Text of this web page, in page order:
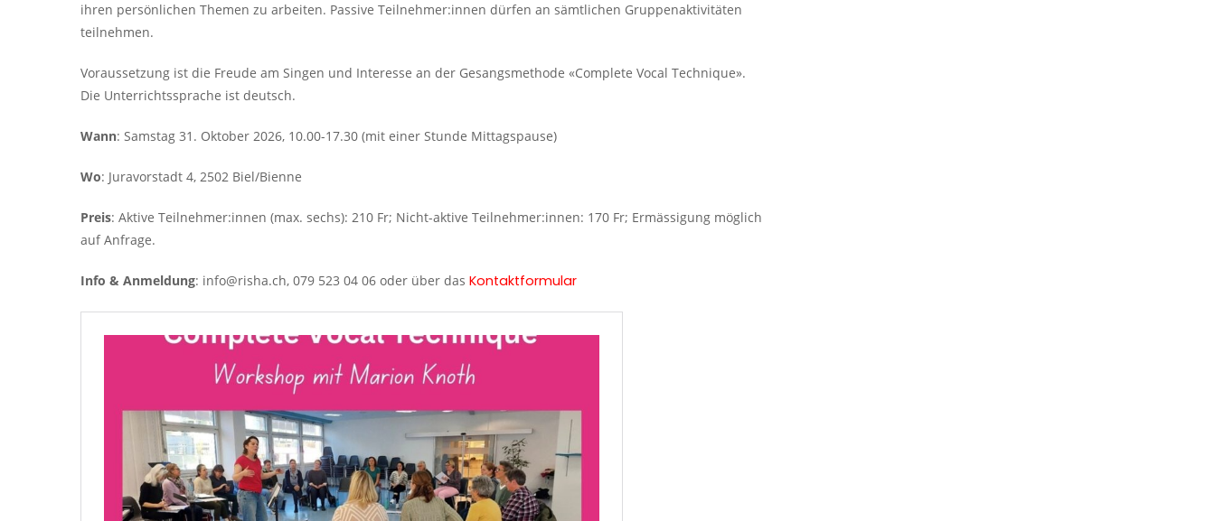
ihren persönlichen Themen zu arbeiten. Passive Teilnehmer:innen dürfen an sämtlichen Gruppenaktivitäten
teilnehmen.
Voraussetzung ist die Freude am Singen und Interesse an der Gesangsmethode «Complete Vocal Technique».
Die Unterrichtssprache ist deutsch.
Wann: Samstag 31. Oktober 2026, 10.00-17.30 (mit einer Stunde Mittagspause)
Wo: Juravorstadt 4, 2502 Biel/Bienne
Preis: Aktive Teilnehmer:innen (max. sechs): 210 Fr; Nicht-aktive Teilnehmer:innen: 170 Fr; Ermässigung möglich
auf Anfrage.
Info & Anmeldung: info@risha.ch, 079 523 04 06 oder über das Kontaktformular